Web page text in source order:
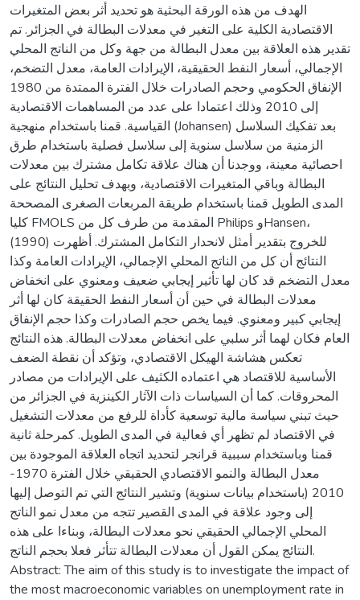
الهدف من هذه الورقة البحثية هو تحديد أثر بعض المتغيرات
الاقتصادية الكلية على التغير في معدلات البطالة في الجزائر. تم
تقدير هذه العلاقة بين معدل البطالة من جهة وكل من الناتج المحلي
الإجمالي، أسعار النفط الحقيقية، الإيرادات العامة، معدل التضخم،
الإنفاق الحكومي وحجم الصادرات خلال الفترة الممتدة من 1980
إلى 2010 وذلك اعتمادا على عدد من المساهمات الاقتصادية
القياسية. قمنا باستخدام منهجية (Johansen) بعد تفكيك السلاسل
الزمنية من سلاسل سنوية إلى سلاسل فصلية باستخدام طرق
احصائية معينة، ووجدنا أن هناك علاقة تكامل مشترك بين معدلات
البطالة وباقي المتغيرات الاقتصادية، وبهدف تحليل النتائج على
المدى الطويل قمنا باستخدام طريقة المربعات الصغرى المصححة
كليا FMOLS المقدمة من طرف كل من Philips وHansen،
(1990) للخروج بتقدير أمثل لانحدار التكامل المشترك. أظهرت
النتائج أن كل من الناتج المحلي الإجمالي، الإيرادات العامة وكذا
معدل التضخم قد كان لها تأثير إيجابي ضعيف ومعنوي على انخفاض
معدلات البطالة في حين أن أسعار النفط الحقيقة كان لها أثر
إيجابي كبير ومعنوي. فيما يخص حجم الصادرات وكذا حجم الإنفاق
العام فكان لهما أثر سلبي على انخفاض معدلات البطالة. هذه النتائج
تعكس هشاشة الهيكل الاقتصادي، وتؤكد أن نقطة الضعف
الأساسية للاقتصاد هي اعتماده الكثيف على الإيرادات من مصادر
المحروقات. كما أن السياسات ذات الآثار الكينزية في الجزائر من
حيث تبني سياسة مالية توسعية كأداة للرفع من معدلات التشغيل
في الاقتصاد لم تظهر أي فعالية في المدى الطويل. كمرحلة ثانية
قمنا وباستخدام سببية قرانجر لتحديد اتجاه العلاقة الموجودة بين
معدل البطالة والنمو الاقتصادي الحقيقي خلال الفترة 1970-
2010 (باستخدام بيانات سنوية) وتشير النتائج التي تم التوصل إليها
إلى وجود علاقة في المدى القصير تتجه من معدل نمو الناتج
المحلي الإجمالي الحقيقي نحو معدلات البطالة، وبناءا على هذه
النتائج يمكن القول أن معدلات البطالة تتأثر فعلا بحجم الناتج.
Abstract: The aim of this study is to investigate the impact of
the most macroeconomic variables on unemployment rate in